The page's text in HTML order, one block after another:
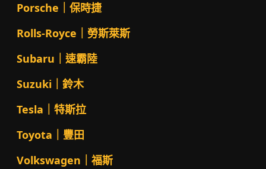
Porsche｜保時捷
Rolls-Royce｜勞斯萊斯
Subaru｜速霸陸
Suzuki｜鈴木
Tesla｜特斯拉
Toyota｜豐田
Volkswagen｜福斯